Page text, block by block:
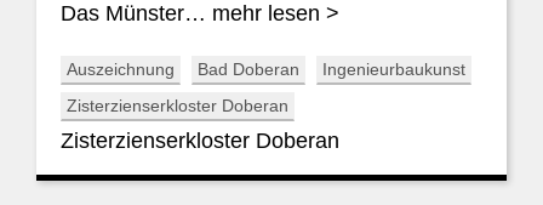
Das Münster… mehr lesen >
Auszeichnung Bad Doberan
Ingenieurbaukunst
Zisterzienserkloster Doberan
Zisterzienserkloster Doberan